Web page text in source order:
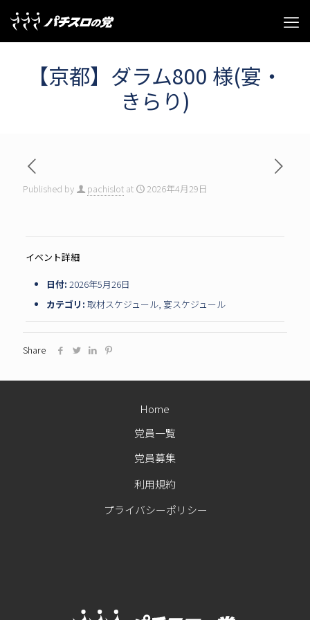
【京都】ダラム800 様(宴・
きらり)
Published by pachislot at 2026年4月29日
イベント詳細
日付: 2026年5月26日
カテゴリ: 取材スケジュール, 宴スケジュール
Share
党員一覧
党員募集
利用規約
Home
プライバシーポリシー